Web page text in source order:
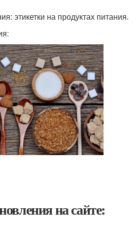
этикетки на продуктах питания.
на сайте: